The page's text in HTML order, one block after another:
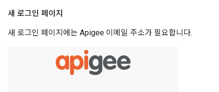
새 로그인 페이지
새 로그인 페이지에는 Apigee 이메일 주소가 필요합니다.